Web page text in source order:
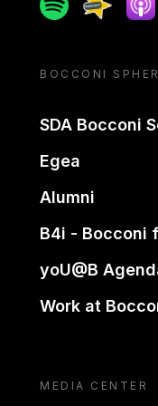
BOCCONI
SDA Bocconi
Egea
Alumni
B4i - Bocconi
yoU@B
Work at
MEDIA CENTER